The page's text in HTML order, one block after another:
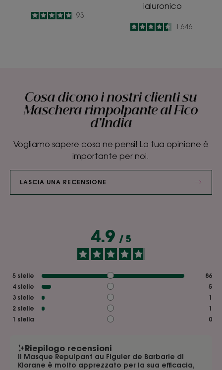
4.9
/
5
93
ialuronico
4.5
/51.646
Cosa dicono i nostri clienti su
Maschera rimpolpante al Fico
d’India
Vogliamo sapere cosa ne pensi! La tua opinione è
importante per noi.
LASCIA UNA RECENSIONE
4.9 / 5
5 stelle
86
4 stelle
5
3 stelle
1
2 stelle
1
1 stella 0
Riepilogo recensioni
Il Masque Repulpant au Figuier de Barbarie di
Klorane è molto apprezzato per la sua efficacia,